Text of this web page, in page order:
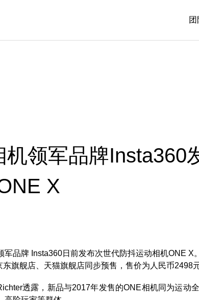
团
机领军品牌Insta360
X
军品牌 Insta360日前发布次世代防抖运动相机ONE X
旗舰店、天猫旗舰店同步预售，售价为人民币2498元
透露，新品与2017年发售的ONE相机同为运动